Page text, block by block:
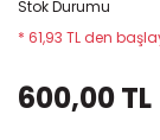
Stok Durumu
* 61,93 TL den
600,00 TL